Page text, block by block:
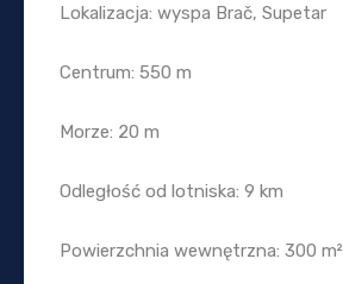
Lokalizacja: wyspa Brač, Supetar
Centrum: 550 m
Morze: 20 m
Odległość od lotniska: 9 km
Powierzchnia wewnętrzna: 300 m²